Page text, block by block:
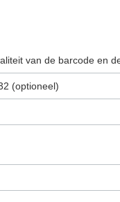
van de barcode en
(optioneel)